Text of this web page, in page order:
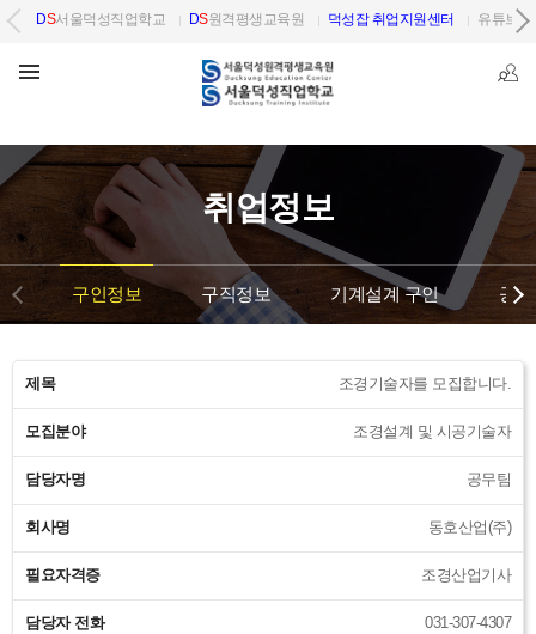
DS서울덕성직업학교 DS원격평생교육원 덕성잡 취업지원센터 유튜브
취업정보
구인정보 구직정보 기계설계 구인 공
제목 조경기술자를 모집합니다.
모집분야 조경설계 및 시공기술자
담당자명 공무팀
회사명 동호산업(주)
필요자격증 조경산업기사
담당자 전화 031-307-4307